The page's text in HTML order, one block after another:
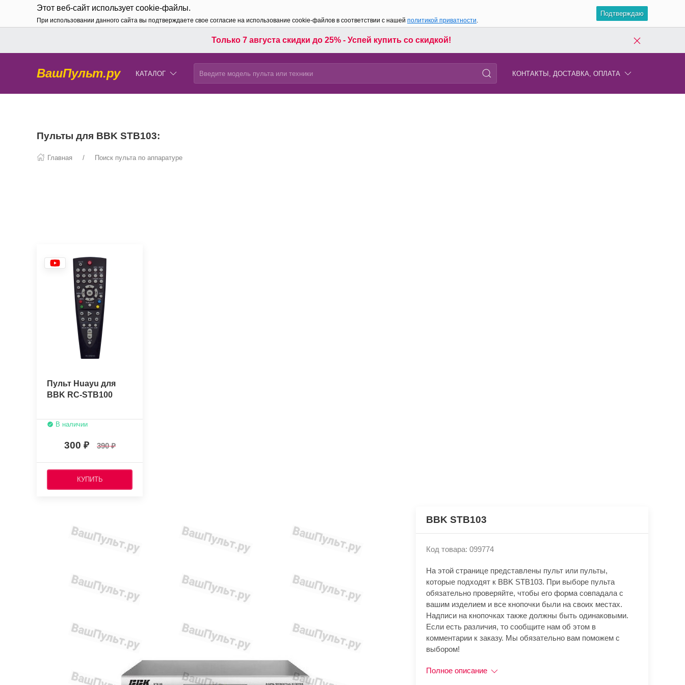
Этот веб-сайт использует cookie-файлы.
При использовании данного сайта вы подтверждаете свое согласие на использование cookie-файлов в соответствии с нашей политикой приватности.
Подтверждаю
Только 7 августа скидки до 25% - Успей купить со скидкой!
ВашПульт.ру КАТАЛОГ КОНТАКТЫ, ДОСТАВКА, ОПЛАТА
Пульты для BBK STB103:
Главная Поиск пульта по аппаратуре
Пульт Huayu для
BBK RC-STB100
В наличии
300 390
КУПИТЬ
BBK STB103
Код товара: 099774
На этой странице представлены пульт или пульты,
которые подходят к BBK STB103. При выборе пульта
обязательно проверяйте, чтобы его форма совпадала с
вашим изделием и все кнопочки были на своих местах.
Надписи на кнопочках также должны быть одинаковыми.
Если есть различия, то сообщите нам об этом в
комментарии к заказу. Мы обязательно вам поможем с
выбором!
Полное описание